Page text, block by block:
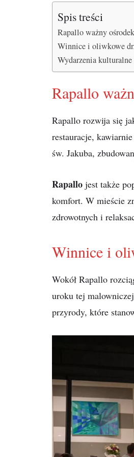
Spis treści
Rapallo ważny
Winnice i oliwkowe
Wydarzenia kulturalne
Rapallo
Rapallo rozwija się
restauracje,
św. Jakuba,
Rapallo jest także
komfort. W mieście
zdrowotnych i
Winnice i
Wokół Rapallo
uroku tej
przyrody, które